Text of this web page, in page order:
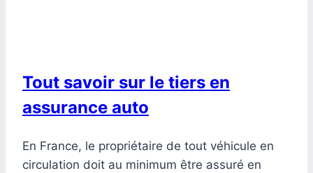
Tout savoir sur le tiers en
assurance auto
En France, le propriétaire de tout véhicule en
circulation doit au minimum être assuré en